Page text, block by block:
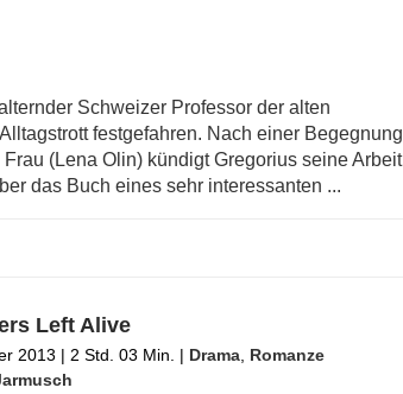
Schweizer Professor der alten
festgefahren. Nach einer Begegnung
(Lena Olin) kündigt Gregorius seine Arbeit
das Buch eines sehr interessanten ...
Left Alive
2013 | 2 Std. 03 Min. | Drama, Romanze